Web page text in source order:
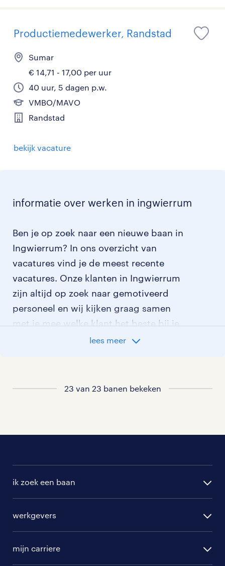
Productiemedewerker, Randstad
Sumar
€ 14,71 - 17,00 per uur
40 uur, 5 dagen p.w.
VMBO/MAVO
Randstad
bekijk vacature
informatie over werken in ingwierrum
Ben je op zoek naar een nieuwe baan in
Ingwierrum? In ons overzicht van
vacatures vind je de meest recente
vacatures. Onze klanten in Ingwierrum
zijn altijd op zoek naar gemotiveerd
personeel en wij kijken graag samen
met je mee welke klant het beste bij je
lees meer
23 van 23 banen bekeken
ik zoek een baan
randstad professional
werkgevers
mijn carriere